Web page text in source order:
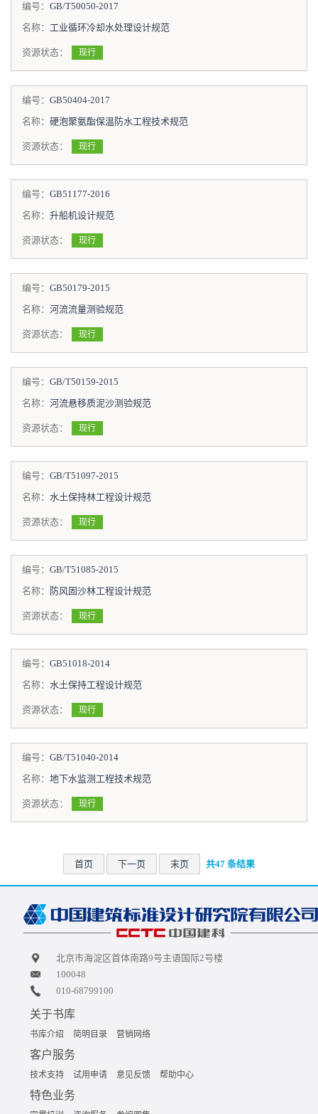
编号： GB/T50050-2017
名称： 工业循环冷却水处理设计规范
资源状态： 现行
编号： GB50404-2017
名称： 硬泡聚氨酯保温防水工程技术规范
资源状态： 现行
编号： GB51177-2016
名称： 升船机设计规范
资源状态： 现行
编号： GB50179-2015
名称： 河流流量测验规范
资源状态： 现行
编号： GB/T50159-2015
名称： 河流悬移质泥沙测验规范
资源状态： 现行
编号： GB/T51097-2015
名称： 水土保持林工程设计规范
资源状态： 现行
编号： GB/T51085-2015
名称：
防风固沙林工程设计规范
资源状态： 现行
编号： GB51018-2014
名称： 水土保持工程设计规范
资源状态： 现行
编号： GB/T51040-2014
名称： 地下水监测工程技术规范
资源状态： 现行
首页 下一页 末页 共47 条结果
北京市海淀区首体南路9号主语国际2号楼
100048
010-68799100
关于书库
书库介绍 简明目录 营销网络
客户服务
技术支持 试用申请 意见反馈 帮助中心
特色业务